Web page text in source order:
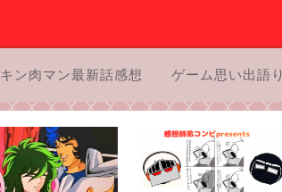
キン肉マン最新話感想 ゲーム思い出語り